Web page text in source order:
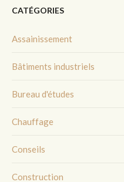
CATÉGORIES
Assainissement
Bâtiments industriels
Bureau d'études
Chauffage
Conseils
Construction